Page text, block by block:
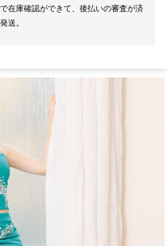
在庫確認ができて、後払いの審査が済